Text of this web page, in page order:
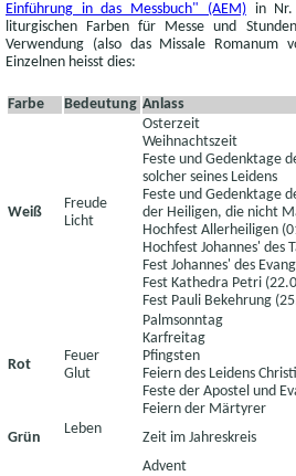
Einführung in das Messbuch" (AEM)in Nr.
liturgischen Farben für Messe und
Verwendung (also das Missale Romanum
Einzelnen heisst dies:
Farbe Bedeutung Anlass
Weiß
Freude
Licht
Osterzeit
Weihnachtszeit
Feste und Gedenktage
solcher seines Leidens
Feste und Gedenktage
der Heiligen, die nicht
Hochfest Allerheiligen
Hochfest Johannes' des
Fest Johannes' des
Fest Kathedra Petri
Fest Pauli Bekehrung
Rot
Feuer
Glut
Palmsonntag
Karfreitag
Pfingsten
Feiern des Leidens Christi
Feste der Apostel und
Feiern der Märtyrer
Grün
Leben
Zeit im Jahreskreis
Advent